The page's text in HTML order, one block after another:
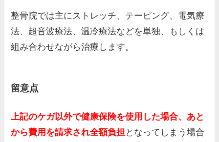
整骨院では主にストレッチ、テーピング、電気療
法、超音波療法、温冷療法などを単独、もしくは
組み合わせながら治療します。
留意点
上記のケガ以外で健康保険を使用した場合、あと
から費用を請求され全額負担 となってしまう場合